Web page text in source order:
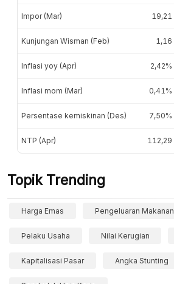
Impor (Mar) 19,21
Kunjungan Wisman (Feb) 1,16
Inflasi yoy (Apr) 2,42%
Inflasi mom (Mar) 0,41%
Persentase kemiskinan (Des) 7,50%
NTP (Apr) 112,29
Topik Trending
Harga Emas Pengeluaran Makanan
Pelaku Usaha Nilai Kerugian
Kapitalisasi Pasar Angka Stunting